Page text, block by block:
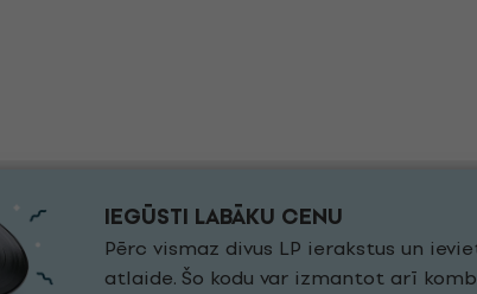
IEGŪSTI LABĀKU CENU
Pērc vismaz divus LP ierakstus un
atlaide. Šo kodu var izmantot arī